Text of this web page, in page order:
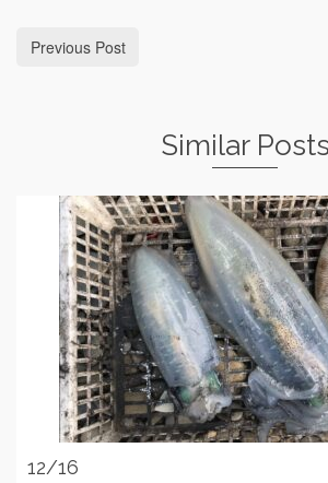
Previous Post
Similar Posts
12/16